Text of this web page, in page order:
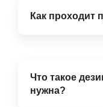
Как проходит
Что такое
нужна?